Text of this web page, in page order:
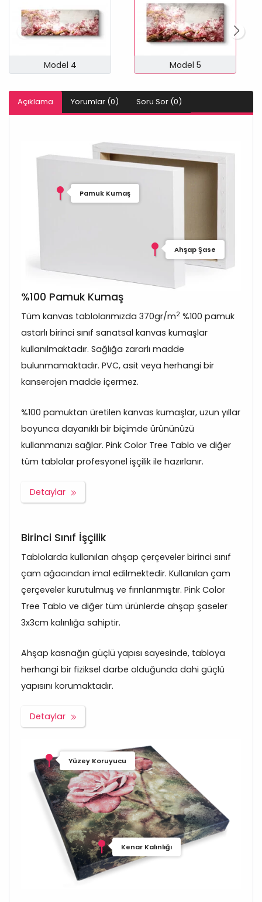
Model 4 Model 5
Açıklama Yorumlar (0) Soru Sor (0)
Pamuk Kumaş
Ahşap Şase
%100 Pamuk Kumaş
Tüm kanvas tablolarımızda 370gr/m2 %100 pamuk
astarlı birinci sınıf sanatsal kanvas kumaşlar
kullanılmaktadır. Sağlığa zararlı madde
bulunmamaktadır. PVC, asit veya herhangi bir
kanserojen madde içermez.
%100 pamuktan üretilen kanvas kumaşlar, uzun yıllar
boyunca dayanıklı bir biçimde ürününüzü
kullanmanızı sağlar. Pink Color Tree Tablo ve diğer
tüm tablolar profesyonel işçilik ile hazırlanır.
Detaylar
Birinci Sınıf İşçilik
Tablolarda kullanılan ahşap çerçeveler birinci sınıf
çam ağacından imal edilmektedir. Kullanılan çam
çerçeveler kurutulmuş ve fırınlanmıştır. Pink Color
Tree Tablo ve diğer tüm ürünlerde ahşap şaseler
3x3cm kalınlığa sahiptir.
Ahşap kasnağın güçlü yapısı sayesinde, tabloya
herhangi bir fiziksel darbe olduğunda dahi güçlü
yapısını korumaktadır.
Detaylar
Yüzey Koruyucu
Kenar Kalınlığı